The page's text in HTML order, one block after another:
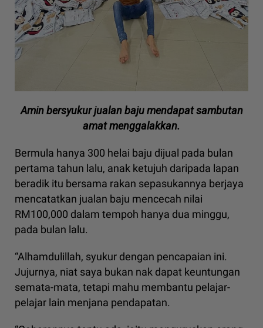
Amin bersyukur jualan baju mendapat sambutan
amat menggalakkan.
Bermula hanya 300 helai baju dijual pada bulan
pertama tahun lalu, anak ketujuh daripada lapan
beradik itu bersama rakan sepasukannya berjaya
mencatatkan jualan baju mencecah nilai
RM100,000 dalam tempoh hanya dua minggu,
pada bulan lalu.
“Alhamdulillah, syukur dengan pencapaian ini.
Jujurnya, niat saya bukan nak dapat keuntungan
semata-mata, tetapi mahu membantu pelajar-
pelajar lain menjana pendapatan.